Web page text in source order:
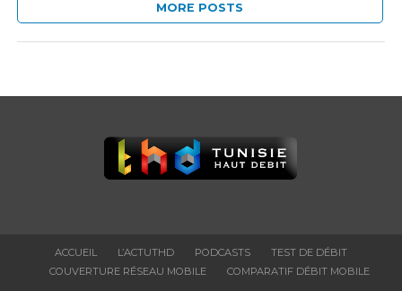
MORE POSTS
ACCUEIL L’ACTUTHD PODCASTS
TEST DE DÉBIT
COUVERTURE RÉSEAU MOBILE
COMPARATIF DÉBIT MOBILE